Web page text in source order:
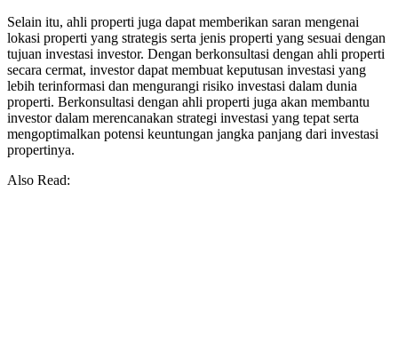
Selain itu, ahli properti juga dapat memberikan saran mengenai
lokasi properti yang strategis serta jenis properti yang sesuai dengan
tujuan investasi investor. Dengan berkonsultasi dengan ahli properti
secara cermat, investor dapat membuat keputusan investasi yang
lebih terinformasi dan mengurangi risiko investasi dalam dunia
properti. Berkonsultasi dengan ahli properti juga akan membantu
investor dalam merencanakan strategi investasi yang tepat serta
mengoptimalkan potensi keuntungan jangka panjang dari investasi
propertinya.
Also Read: